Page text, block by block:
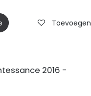
2016 -